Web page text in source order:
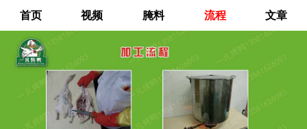
首页 视频 腌料 流程 文章